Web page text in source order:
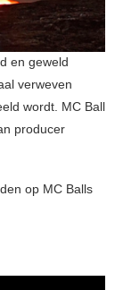
en geweld
verweven
wordt. MC Ball
producer
op MC Balls